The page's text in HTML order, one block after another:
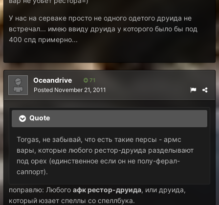
У нас на серваке просто не одного одетого друида не
встречал... имею ввиду друида у которого было бы под
400 спд примерно...
Oceandrive 71
Posted November 21, 2011
Quote
Torgas, не забывай, что есть такие персы - армс
вары, которые любого рестор-друида разделывают
под орех (единственное если он не полу-ферал-
саппорт).
поправлю: Любого афк рестор-друида, или друида,
который юзает спеллы со спеллбука.